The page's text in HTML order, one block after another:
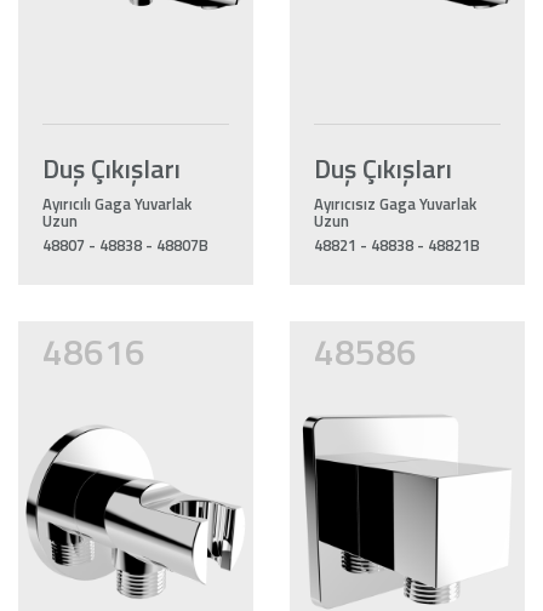
Duş Çıkışları
Ayırıcılı Gaga Yuvarlak
Uzun
48807 - 48838 - 48807B
Duş Çıkışları
Ayırıcısız Gaga Yuvarlak
Uzun
48821 - 48838 - 48821B
48616 48586